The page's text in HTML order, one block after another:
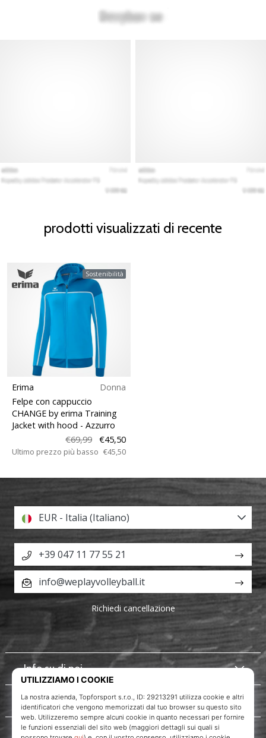
prodotti visualizzati di recente
Sostenibilità
Erima
Donna
Felpe con cappuccio
CHANGE by erima Training
Jacket with hood - Azzurro
€69,99
€45,50
Ultimo prezzo più basso €45,50
Info su di noi
Servizio clienti
EUR - Italia (Italiano)
+39 047 11 77 55 21
info@weplayvolleyball.it
Richiedi cancellazione